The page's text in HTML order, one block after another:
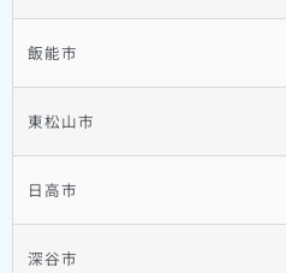
飯能市
東松山市
日高市
深谷市